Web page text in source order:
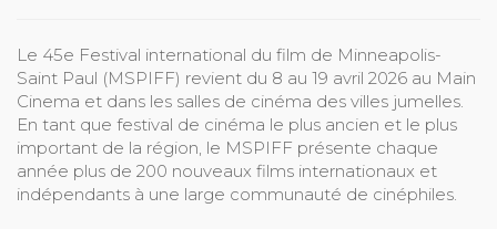
Le 45e Festival international du film de Minneapolis-
Saint Paul (MSPIFF) revient du 8 au 19 avril 2026 au Main
Cinema et dans les salles de cinéma des villes jumelles.
En tant que festival de cinéma le plus ancien et le plus
important de la région, le MSPIFF présente chaque
année plus de 200 nouveaux films internationaux et
indépendants à une large communauté de cinéphiles.